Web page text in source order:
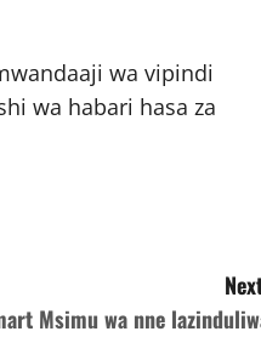
wa vipindi
wa habari hasa za
Msimu wa nne